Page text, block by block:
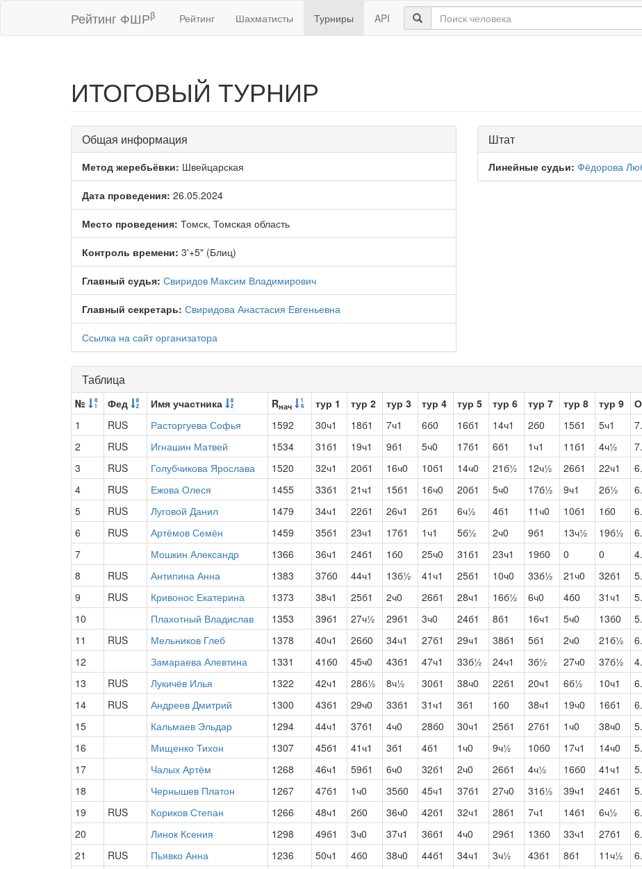
Рейтинг ФШРβ Рейтинг Шахматисты Турниры API
ИТОГОВЫЙ ТУРНИР
Общая информация
Метод жеребьёвки: Швейцарская
Дата проведения: 26.05.2024
Место проведения: Томск, Томская область
Контроль времени: 3'+5" (Блиц)
Главный судья: Свиридов Максим Владимирович
Главный секретарь: Свиридова Анастасия Евгеньевна
Ссылка на сайт организатора
Штат
Линейные судьи: Фёдорова
Таблица
№ Фед Имя участника Rнач тур 1 тур 2 тур 3 тур 4 тур 5 тур 6 тур 7 тур 8 тур 9
1
RUS Расторгуева Софья 1592 30ч1 18б1 7ч1 6б0 16б1 14ч1 2б0 15б1 5ч1
2
RUS Игнашин Матвей 1534 31б1 19ч1 9б1 5ч0 17б1 6б1 1ч1 11б1 4ч½
3
RUS Голубчикова Ярослава 1520 32ч1 20б1 16ч0 10б1 14ч0 21б½ 12ч½ 26б1 22ч1
4
RUS Ежова Олеся 1455 33б1 21ч1 15б1 16ч0 20б1 5ч0 17б½ 9ч1 2б½
5
RUS Луговой Данил 1479 34ч1 22б1 26ч1 2б1 6ч½ 4б1 11ч0 10б1 1б0
6
RUS Артёмов Семён 1459 35б1 23ч1 17б1 1ч1 5б½ 2ч0 9б1 13ч½ 19б½
7
Мошкин Александр 1366 36ч1 24б1 1б0 25ч0 31б1 23ч1 19б0 0 0
8
RUS Антипина Анна 1383 37б0 44ч1 13б½ 41ч1 25б1 10ч0 33б½ 21ч0 32б1
9
RUS Кривонос Екатерина 1373 38ч1 25б1 2ч0 26б1 28ч1 16б½ 6ч0 4б0 31ч1
10
Плахотный Владислав 1353 39б1 27ч½ 29б1 3ч0 24б1 8б1 16ч1 5ч0 13б0
11
RUS Мельников Глеб 1378 40ч1 26б0 34ч1 27б1 29ч1 38б1 5б1 2ч0 21б½
12
Замараева Алевтина 1331 41б0 45ч0 43б1 47ч1 33б½ 24ч1 3б½ 27ч0 37б½
13
RUS Лукичёв Илья 1322 42ч1 28б½ 8ч½ 30б1 38ч0 22б1 20ч1 6б½ 10ч1
14
RUS Андреев Дмитрий 1300 43б1 29ч0 33б1 31ч1 3б1 1б0 38ч1 19ч0 16б1
15
Кальмаев Эльдар 1294 44ч1 37б1 4ч0 28б0 30ч1 25б1 27б1 1ч0 38ч0
16
Мищенко Тихон 1307 45б1 41ч1 3б1 4б1 1ч0 9ч½ 10б0 17ч1 14ч0
17
Чалых Артём 1268 46ч1 59б1 6ч0 32б1 2ч0 26б1 4ч½ 16б0 41ч1
18
Чернышев Платон 1267 47б1 1ч0 35б0 45ч1 37б1 27ч0 31б½ 39ч1 24б1
19
RUS Кориков Степан 1266 48ч1 2б0 36ч0 42б1 32ч1 28б1 7ч1 14б1 6ч½
20
Линок Ксения 1298 49б1 3ч0 37ч1 36б1 4ч0 29б1 13б0 33ч1 27б1
21
RUS Пьявко Анна 1236 50ч1 4б0 38ч0 44б1 34ч1 3ч½ 43б1 8б1 11ч½